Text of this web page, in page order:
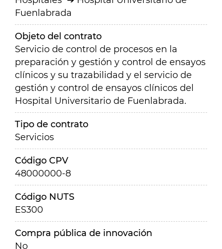
Fuenlabrada
Objeto del contrato
Servicio de control de procesos en la
preparación y gestión y control de ensayos
clínicos y su trazabilidad y el servicio de
gestión y control de ensayos clínicos del
Hospital Universitario de Fuenlabrada.
Tipo de contrato
Servicios
Código CPV
48000000-8
Código NUTS
ES300
Compra pública de innovación
No